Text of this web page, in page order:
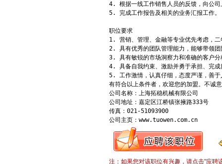
4. 根据一线工作销售人员的反馈，向公司
5. 完成工作报告及相关的业务汇报工作。
职位要求
1. 营销、管理、金融等专业优先考虑，二
2. 具有优秀的团队管理能力，能够带领团
3. 具有敏锐的市场洞察力和准确的客户分
4. 具备自我约束、激励并勇于承担、完
5. 工作激情，认真仔细，态度严谨，善
有符合以上条件者，欢迎您的加盟。不诚
公司名称：上海拓稳机械有限公司
公司地址：嘉定区江桥镇张掖路333号
传真：021-51093900
公司主页：www.tuowen.com.cn
注：如果您对该职位有兴趣，请点击"应聘